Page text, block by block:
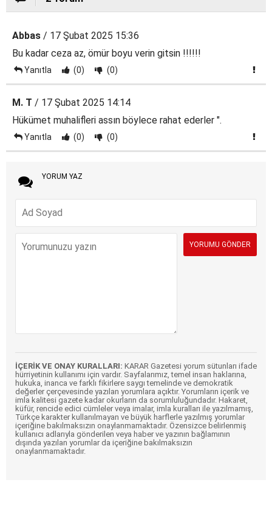
Abbas / 17 Şubat 2025 15:36
Bu kadar ceza az, ömür boyu verin gitsin !!!!!!
Yanıtla (0) (0)
M. T / 17 Şubat 2025 14:14
Hükümet muhalifleri assın böylece rahat ederler ".
Yanıtla (0) (0)
YORUM YAZ
İÇERİK VE ONAY KURALLARI: KARAR Gazetesi yorum sütunları ifade
hürriyetinin kullanımı için vardır. Sayfalarımız, temel insan haklarına,
hukuka, inanca ve farklı fikirlere saygı temelinde ve demokratik
değerler çerçevesinde yazılan yorumlara açıktır. Yorumların içerik ve
imla kalitesi gazete kadar okurların da sorumluluğundadır. Hakaret,
küfür, rencide edici cümleler veya imalar, imla kuralları ile yazılmamış,
Türkçe karakter kullanılmayan ve büyük harflerle yazılmış yorumlar
içeriğine bakılmaksızın onaylanmamaktadır. Özensizce belirlenmiş
kullanıcı adlarıyla gönderilen veya haber ve yazının bağlamının
dışında yazılan yorumlar da içeriğine bakılmaksızın
onaylanmamaktadır.